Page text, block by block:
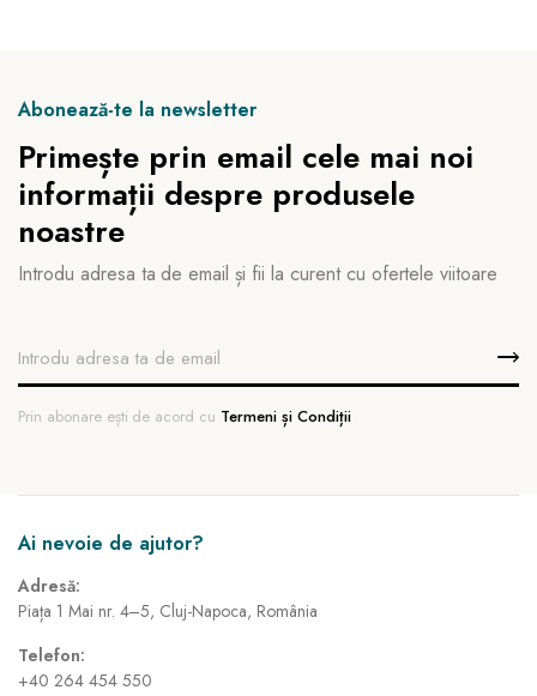
Abonează-te la newsletter
Primește prin email cele mai noi
informații despre produsele
noastre
Introdu adresa ta de email și fii la curent cu ofertele viitoare
Prin abonare ești de acord cu Termeni și Condiții
Ai nevoie de ajutor?
Adresă:
Piața 1 Mai nr. 4–5, Cluj-Napoca, România
Telefon:
+40 264 454 550